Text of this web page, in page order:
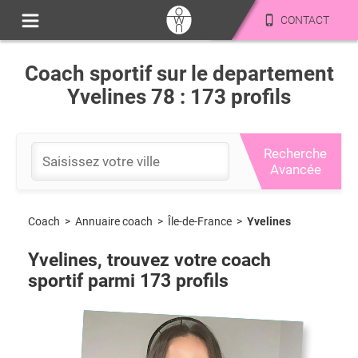
CONTACT
Coach sportif sur le departement
Yvelines 78 : 173 profils
Recherche
Avancée
Coach > Annuaire coach > Île-de-France > Yvelines
Yvelines, trouvez votre coach
sportif parmi 173 profils